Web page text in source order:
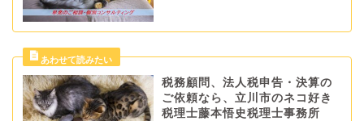
税務顧問、法人税申告・決算の
ご依頼なら、立川市のネコ好き
税理士藤本悟史税理士事務所